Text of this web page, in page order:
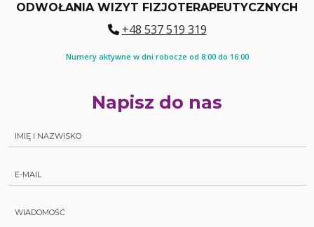
ODWOŁANIA WIZYT FIZJOTERAPEUTYCZNYCH
+48 537 519 319
Numery aktywne w dni robocze od 8:00 do 16:00
Napisz do nas